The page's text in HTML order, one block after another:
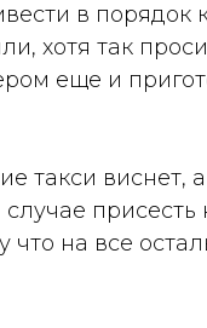
в порядок
хотя так
еще и
такси виснет,
на все